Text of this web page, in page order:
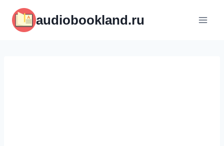
содержимому
audiobookland.ru